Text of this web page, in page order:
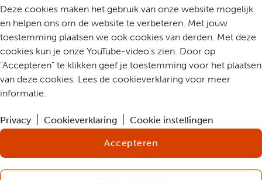
Deze cookies maken het gebruik van onze website mogelijk
en helpen ons om de website te verbeteren. Met jouw
toestemming plaatsen we ook cookies van derden. Met deze
cookies kun je onze YouTube-video's zien. Door op
"Accepteren" te klikken geef je toestemming voor het plaatsen
van deze cookies. Lees de cookieverklaring voor meer
informatie.
Privacy Cookieverklaring Cookie instellingen
Accepteren